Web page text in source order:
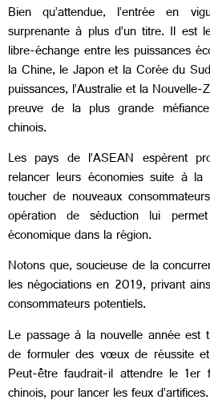
Bien qu’attendue, l’entrée en
surprenante à plus d’un titre. Il est
libre-échange entre les puissances
la Chine, le Japon et la Corée du
puissances, l’Australie et la
preuve de la plus grande
chinois.
Les pays de l’ASEAN espèrent
relancer leurs économies suite à
toucher de nouveaux
opération de séduction lui
économique dans la région.
Notons que, soucieuse de la
les négociations en 2019, privant
consommateurs potentiels.
Le passage à la nouvelle année est
de formuler des vœux de réussite
Peut-être faudrait-il attendre le
chinois, pour lancer les feux d’artifices.